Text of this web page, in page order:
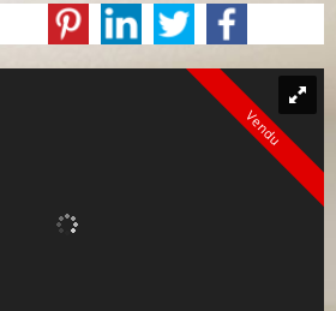
Vendu